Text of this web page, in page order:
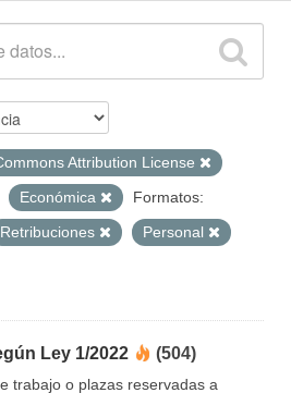
Attribution License
Económica
Formatos:
Retribuciones
Personal
Ley 1/2022 (504)
trabajo o plazas reservadas a